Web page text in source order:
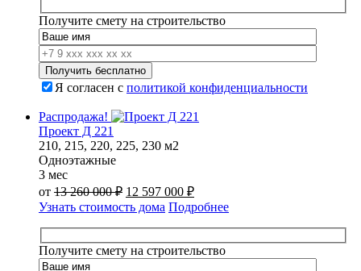
480
000 ₽.
000 ₽.
Получите смету на строительство
Я согласен с политикой конфиденциальности
Распродажа!
Проект Д 221
210, 215, 220, 225, 230 м2
Одноэтажные
3 мес
от 13 260 000₽ Первоначальная
цена
составляла
13
260
000 ₽.
12 597 000 ₽Текущая
цена:
12
597
000 ₽.
Узнать стоимость дома Подробнее
Получите смету на строительство